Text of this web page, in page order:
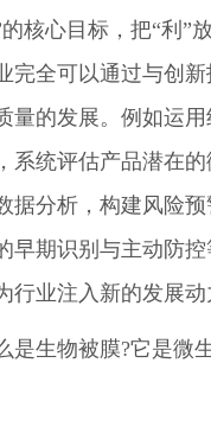
核心目标，把“利”
完全可以通过与创
量的发展。例如运用
系统评估产品潜在
据分析，构建风险
早期识别与主动防
行业注入新的发展动
生物被膜?它是微